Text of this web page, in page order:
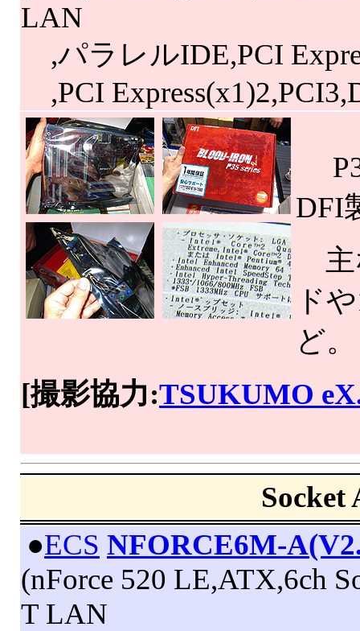
LAN
,パラレルIDE,PCI
,PCI
DFI
主
ド
ど。
[撮影協力:TSUKUMO
●ECS NFORCE6M-
(nForce 520 LE,ATX,6ch
T LAN